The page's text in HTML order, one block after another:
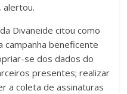
alertou.
Divaneide citou como
campanha beneficente
se dos dados do
presentes; realizar
a coleta de assinaturas